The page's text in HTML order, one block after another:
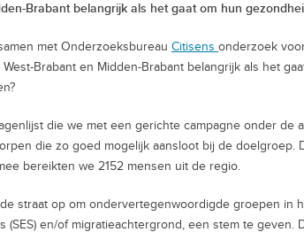
Brabant belangrijk als het gaat om hun
met Onderzoeksbureau Citisens onderzoek
Brabant en Midden-Brabant belangrijk als het
die we met een gerichte campagne onder de
die zo goed mogelijk aansloot bij de doelgroep.
bereikten we 2152 mensen uit de regio.
straat op om ondervertegenwoordigde groepen in
(SES) en/of migratieachtergrond, een stem te geven.